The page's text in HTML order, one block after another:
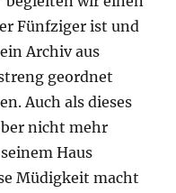
Fünfziger ist und
Archiv aus
geordnet
Auch als dieses
nicht mehr
Haus
Müdigkeit macht